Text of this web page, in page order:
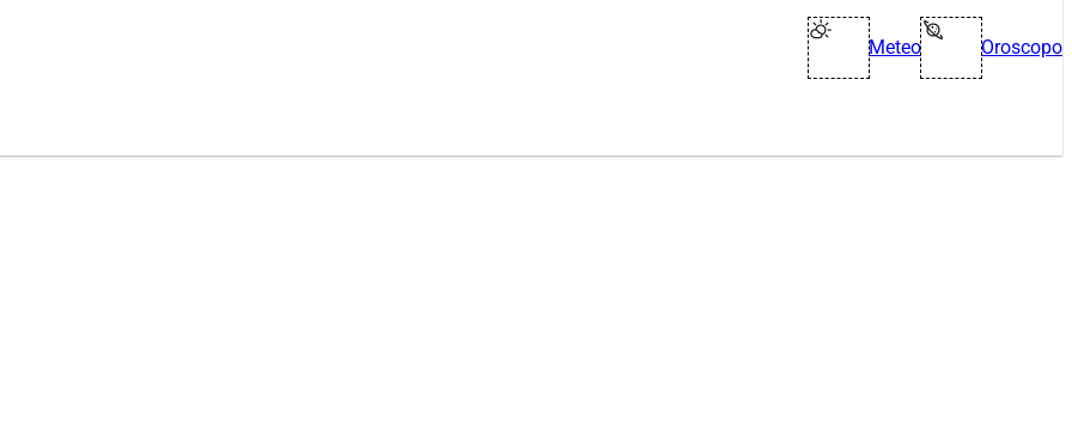
Meteo Oroscopo